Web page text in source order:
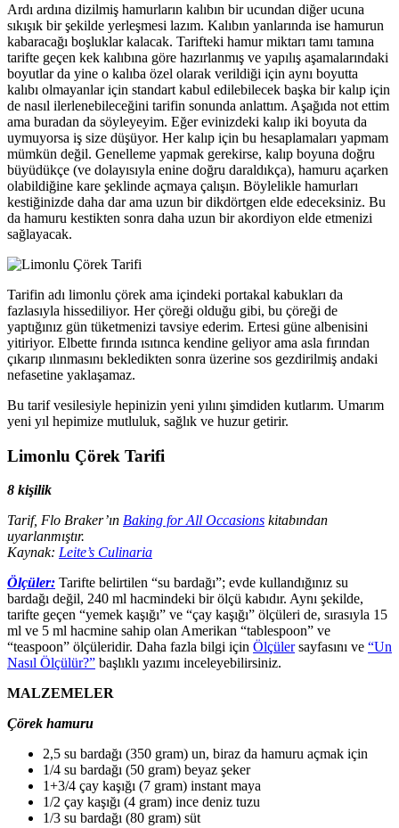
Ardı ardına dizilmiş hamurların kalıbın bir ucundan diğer ucuna
sıkışık bir şekilde yerleşmesi lazım. Kalıbın yanlarında ise hamurun
kabaracağı boşluklar kalacak. Tarifteki hamur miktarı tamı tamına
tarifte geçen kek kalıbına göre hazırlanmış ve yapılış aşamalarındaki
boyutlar da yine o kalıba özel olarak verildiği için aynı boyutta
kalıbı olmayanlar için standart kabul edilebilecek başka bir kalıp için
de nasıl ilerlenebileceğini tarifin sonunda anlattım. Aşağıda not ettim
ama buradan da söyleyeyim. Eğer evinizdeki kalıp iki boyuta da
uymuyorsa iş size düşüyor. Her kalıp için bu hesaplamaları yapmam
mümkün değil. Genelleme yapmak gerekirse, kalıp boyuna doğru
büyüdükçe (ve dolayısıyla enine doğru daraldıkça), hamuru açarken
olabildiğine kare şeklinde açmaya çalışın. Böylelikle hamurları
kestiğinizde daha dar ama uzun bir dikdörtgen elde edeceksiniz. Bu
da hamuru kestikten sonra daha uzun bir akordiyon elde etmenizi
sağlayacak.
Tarifin adı limonlu çörek ama içindeki portakal kabukları da
fazlasıyla hissediliyor. Her çöreği olduğu gibi, bu çöreği de
yaptığınız gün tüketmenizi tavsiye ederim. Ertesi güne albenisini
yitiriyor. Elbette fırında ısıtınca kendine geliyor ama asla fırından
çıkarıp ılınmasını bekledikten sonra üzerine sos gezdirilmiş andaki
nefasetine yaklaşamaz.
Bu tarif vesilesiyle hepinizin yeni yılını şimdiden kutlarım. Umarım
yeni yıl hepimize mutluluk, sağlık ve huzur getirir.
Limonlu Çörek Tarifi
8 kişilik
Tarif, Flo Braker’ın Baking for All Occasions kitabından
uyarlanmıştır.
Kaynak: Leite’s Culinaria
Ölçüler: Tarifte belirtilen “su bardağı”; evde kullandığınız su
bardağı değil, 240 ml hacmindeki bir ölçü kabıdır. Aynı şekilde,
tarifte geçen “yemek kaşığı” ve “çay kaşığı” ölçüleri de, sırasıyla 15
ml ve 5 ml hacmine sahip olan Amerikan “tablespoon” ve
“teaspoon” ölçüleridir. Daha fazla bilgi için Ölçülersayfasını ve “Un
Nasıl Ölçülür?” başlıklı yazımı inceleyebilirsiniz.
MALZEMELER
Çörek hamuru
2,5 su bardağı (350 gram) un, biraz da hamuru açmak için
1/4 su bardağı (50 gram) beyaz şeker
1+3/4 çay kaşığı (7 gram) instant maya
1/2 çay kaşığı (4 gram) ince deniz tuzu
1/3 su bardağı (80 gram) süt